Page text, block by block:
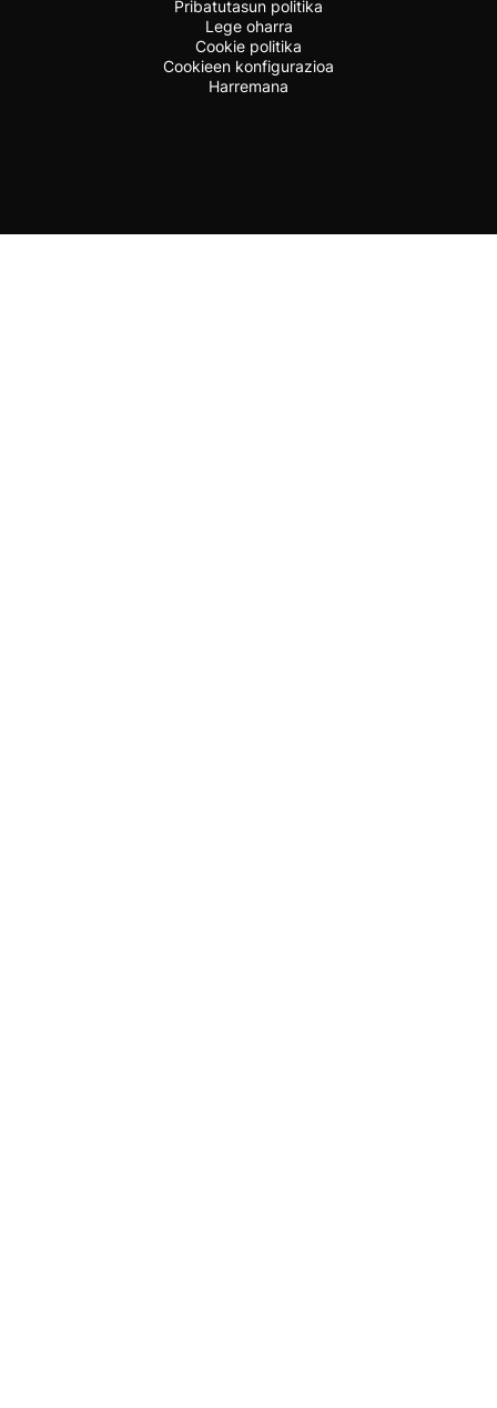
Pribatutasun politika
Lege oharra
Cookie politika
Cookieen konfigurazioa
Harremana